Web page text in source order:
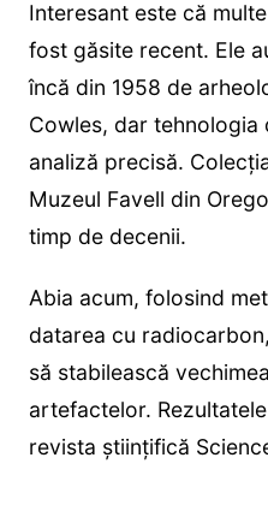
Interesant este că
fost găsite recent. Ele
încă din 1958 de
Cowles, dar tehnologia
analiză precisă.
Muzeul Favell din
timp de decenii.
Abia acum, folosind
datarea cu
să stabilească
artefactelor.
revista științifică